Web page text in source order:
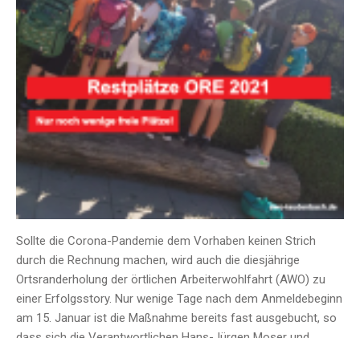
Sollte die Corona-Pandemie dem Vorhaben keinen Strich
durch die Rechnung machen, wird auch die diesjährige
Ortsranderholung der örtlichen Arbeiterwohlfahrt (AWO) zu
einer Erfolgsstory. Nur wenige Tage nach dem Anmeldebeginn
am 15. Januar ist die Maßnahme bereits fast ausgebucht, so